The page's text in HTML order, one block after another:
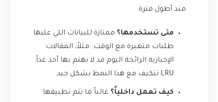
منذ أطول فترة.
متى تستخدمها؟ ممتازة للبيانات اللي عليها
طلبات متغيرة مع الوقت. مثلاً، المقالات
الإخبارية الرائجة اليوم قد لا يهتم بها أحد غداً.
LRU تتكيف مع هذا النمط بشكل جيد.
كيف تعمل داخلياً؟ غالباً ما يتم تطبيقها